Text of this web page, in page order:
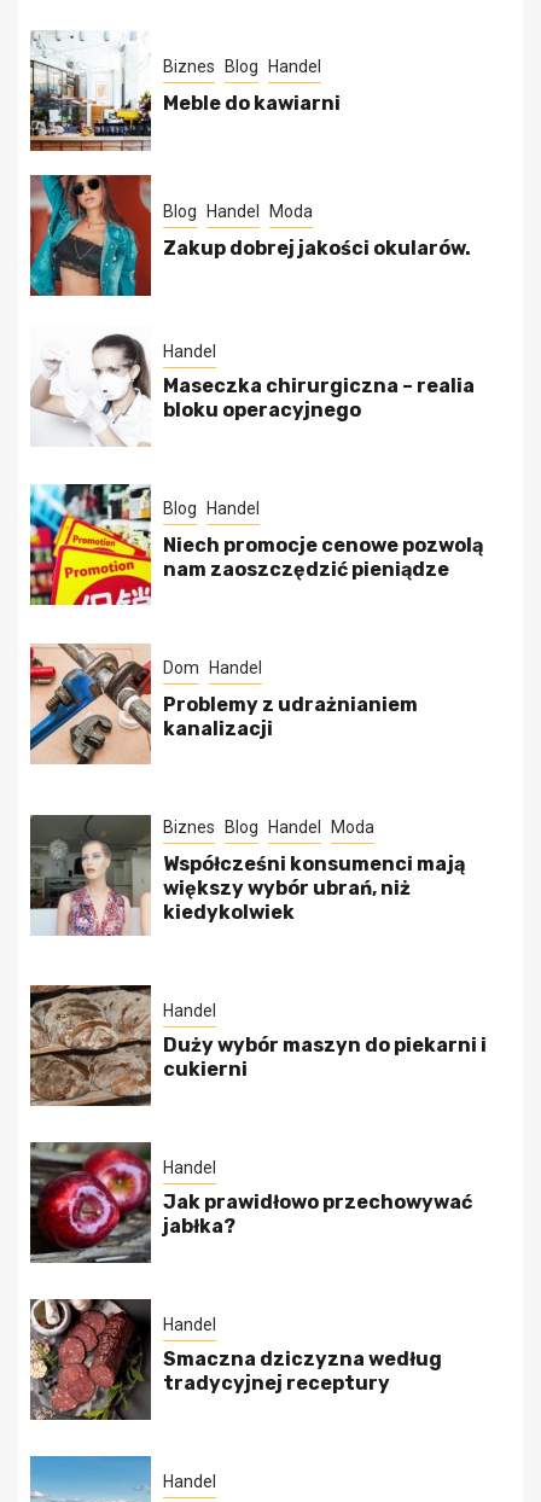
Biznes Blog Handel
Meble do kawiarni
Blog Handel Moda
Zakup dobrej jakości okularów.
Handel
Maseczka chirurgiczna – realia
bloku operacyjnego
Blog Handel
Niech promocje cenowe pozwolą
nam zaoszczędzić pieniądze
Dom Handel
Problemy z udrażnianiem
kanalizacji
Biznes Blog Handel Moda
Współcześni konsumenci mają
większy wybór ubrań, niż
kiedykolwiek
Handel
Duży wybór maszyn do piekarni i
cukierni
Handel
Jak prawidłowo przechowywać
jabłka?
Handel
Smaczna dziczyzna według
tradycyjnej receptury
Handel